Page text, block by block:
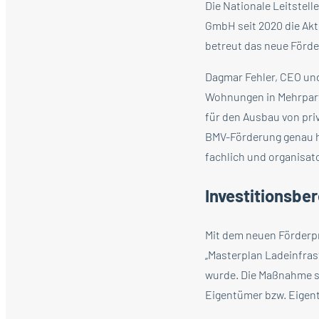
Die Nationale
GmbH seit 2020 die
betreut das neue
Dagmar Fehler, CEO
Wohnungen in
für den Ausbau von
BMV-Förderung
fachlich und
Mit dem neuen
„Masterplan
wurde. Die
Eigentümer bzw.